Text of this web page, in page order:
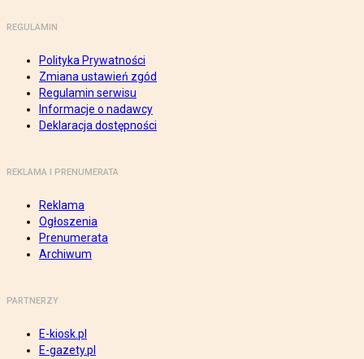
REGULAMIN
Polityka Prywatności
Zmiana ustawień zgód
Regulamin serwisu
Informacje o nadawcy
Deklaracja dostępności
REKLAMA I PRENUMERATA
Reklama
Ogłoszenia
Prenumerata
Archiwum
PARTNERZY
E-kiosk.pl
E-gazety.pl